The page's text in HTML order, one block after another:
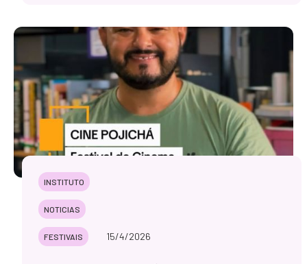
INSTITUTO
NOTICIAS
FESTIVAIS 15/4/2026